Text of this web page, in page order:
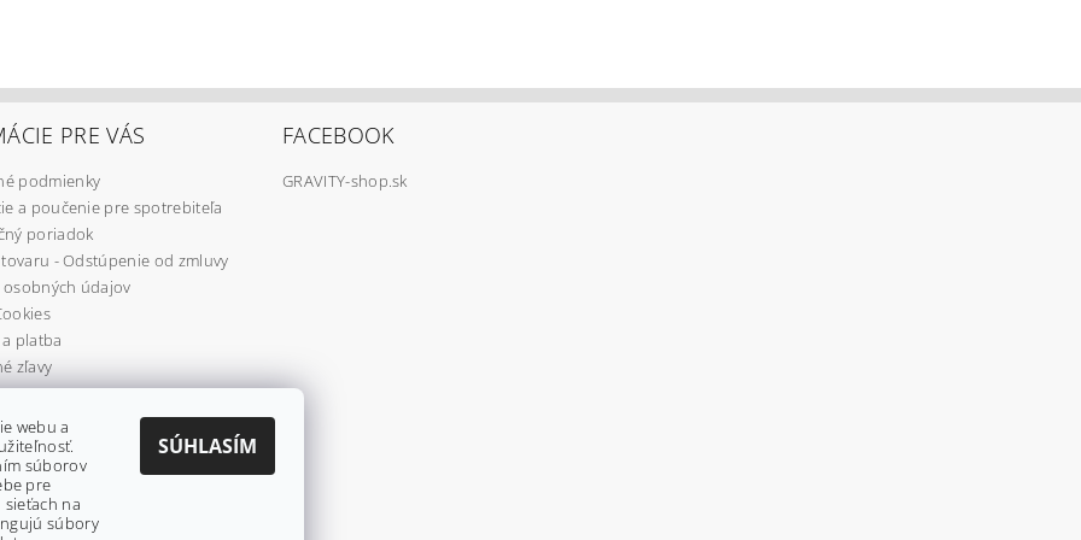
PRE VÁS
podmienky
a poučenie pre spotrebiteľa
poriadok
- Odstúpenie od zmluvy
údajov
platba
zľavy
FACEBOOK
GRAVITY-shop.sk
webu a
súborov
pre
sieťach na
súbory
SÚHLASÍM